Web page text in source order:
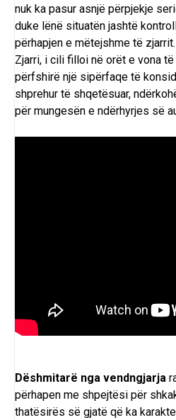
nuk ka pasur asnjë përpjekje
duke lënë situatën jashtë
përhapjen e mëtejshme të zjarrit.
Zjarri, i cili filloi në orët e vona
përfshirë një sipërfaqe të
shprehur të shqetësuar,
për mungesën e ndërhyrjes së
Dëshmitarë nga vendngjarja
përhapen me shpejtësi për
thatësirës së gjatë që ka